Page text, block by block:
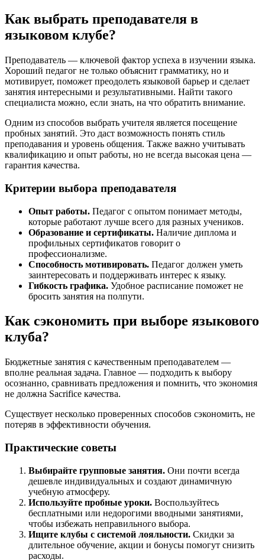
Как выбрать преподавателя в
языковом клубе?
Преподаватель — ключевой фактор успеха в изучении языка.
Хороший педагог не только объяснит грамматику, но и
мотивирует, поможет преодолеть языковой барьер и сделает
занятия интересными и результативными. Найти такого
специалиста можно, если знать, на что обратить внимание.
Одним из способов выбрать учителя является посещение
пробных занятий. Это даст возможность понять стиль
преподавания и уровень общения. Также важно учитывать
квалификацию и опыт работы, но не всегда высокая цена —
гарантия качества.
Критерии выбора преподавателя
Опыт работы. Педагог с опытом понимает методы,
которые работают лучше всего для разных учеников.
Образование и сертификаты. Наличие диплома и
профильных сертификатов говорит о
профессионализме.
Способность мотивировать. Педагог должен уметь
заинтересовать и поддерживать интерес к языку.
Гибкость графика. Удобное расписание поможет не
бросить занятия на полпути.
Как сэкономить при выборе языкового
клуба?
Бюджетные занятия с качественным преподавателем —
вполне реальная задача. Главное — подходить к выбору
осознанно, сравнивать предложения и помнить, что экономия
не должна Sacrifice качества.
Существует несколько проверенных способов сэкономить, не
потеряв в эффективности обучения.
Практические советы
Выбирайте групповые занятия. Они почти всегда
дешевле индивидуальных и создают динамичную
учебную атмосферу.
Используйте пробные уроки. Воспользуйтесь
бесплатными или недорогими вводными занятиями,
чтобы избежать неправильного выбора.
Ищите клубы с системой лояльности. Скидки за
длительное обучение, акции и бонусы помогут снизить
расходы.